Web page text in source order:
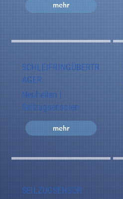
mehr
SCHLEIFRINGÜBERTR
AGER
Neuheiten |
Seilzugsensoren
mehr
SEILZUGSENSOR